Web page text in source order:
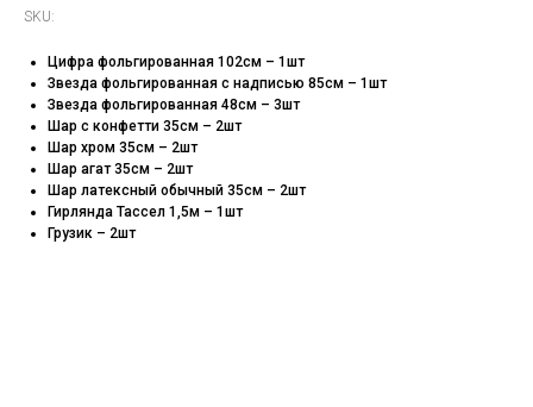
SKU:
Цифра фольгированная 102см – 1шт
Звезда фольгированная с надписью 85см – 1шт
Звезда фольгированная 48см – 3шт
Шар с конфетти 35см – 2шт
Шар хром 35см – 2шт
Шар агат 35см – 2шт
Шар латексный обычный 35см – 2шт
Гирлянда Тассел 1,5м – 1шт
Грузик – 2шт